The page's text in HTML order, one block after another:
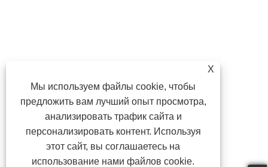
X
Мы используем файлы cookie, чтобы
предложить вам лучший опыт просмотра,
анализировать трафик сайта и
персонализировать контент. Используя
этот сайт, вы соглашаетесь на
использование нами файлов cookie.